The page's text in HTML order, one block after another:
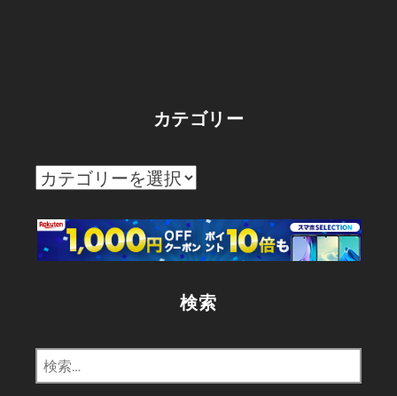
カテゴリー
カ
ゴ
リ
検索
検
索: